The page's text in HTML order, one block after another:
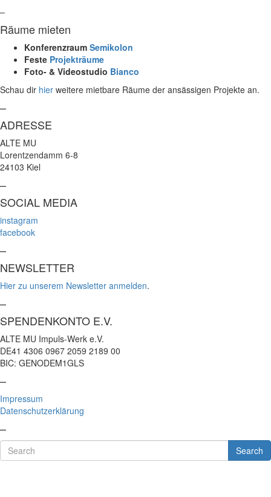
–
Räume mieten
Konferenzraum Semikolon
Feste Projekträume
Foto- & Videostudio Bianco
Schau dir hier weitere mietbare Räume der ansässigen Projekte an.
–
ADRESSE
ALTE MU
Lorentzendamm 6-8
24103 Kiel
–
SOCIAL MEDIA
instagram
facebook
–
NEWSLETTER
Hier zu unserem Newsletter anmelden.
–
SPENDENKONTO E.V.
ALTE MU Impuls-Werk e.V.
DE41 4306 0967 2059 2189 00
BIC: GENODEM1GLS
–
Impressum
Datenschutzerklärung
–
Search